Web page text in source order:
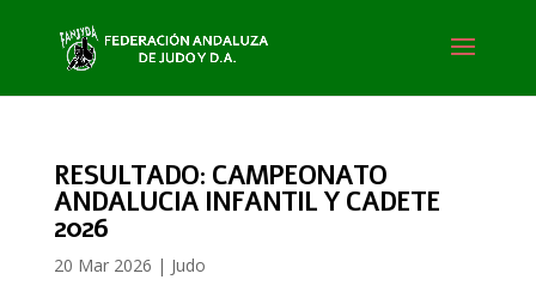
RESULTADO: CAMPEONATO
ANDALUCIA INFANTIL Y CADETE
2026
20 Mar 2026 | Judo